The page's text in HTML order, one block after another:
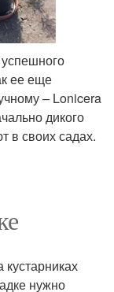
ее еще
– Lonicera
дикого
в своих садах.
нужно